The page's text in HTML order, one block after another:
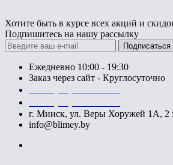
Хотите быть в курсе всех акций и
Подпишитесь на нашу рассылку
Подписаться
Ежедневно 10:00 - 19:30
Заказ через сайт - Круглосуточно
г. Минск, ул. Веры Хоружей 1А, 2
info@blimey.by